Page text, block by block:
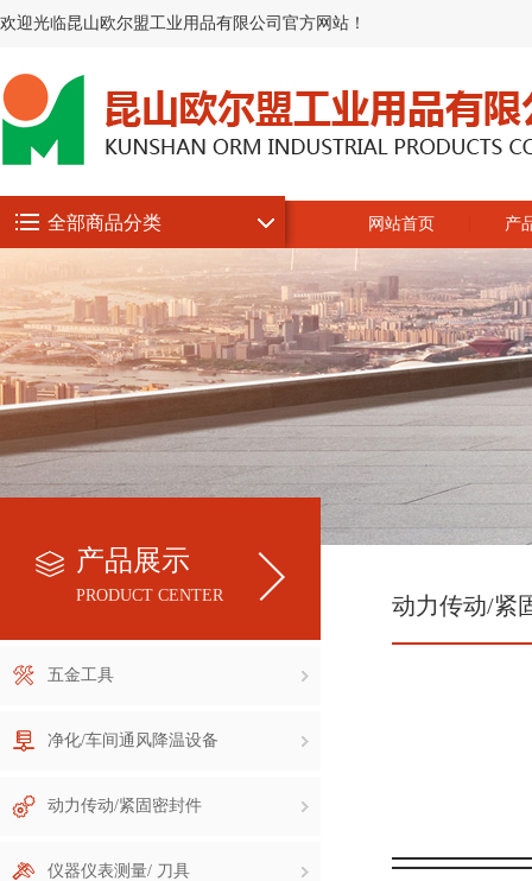
欢迎光临昆山欧尔盟工业用品有限公司官方网站！
全部商品分类 网站首页 产
产品展示
PRODUCT CENTER
五金工具
净化/车间通风降温设备
动力传动/紧固密封件
仪器仪表测量/ 刀具
动力传动/紧